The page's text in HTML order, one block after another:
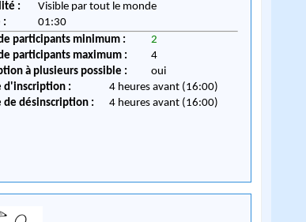
:
Visible par tout le monde
:
01:30
participants minimum :
2
participants maximum :
4
à plusieurs possible :
oui
d'inscription :
4 heures avant (16:00)
de désinscription :
4 heures avant (16:00)